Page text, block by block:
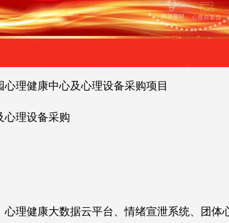
理健康中心及心理设备采购项目
心理设备采购
理健康大数据云平台、情绪宣泄系统、团体